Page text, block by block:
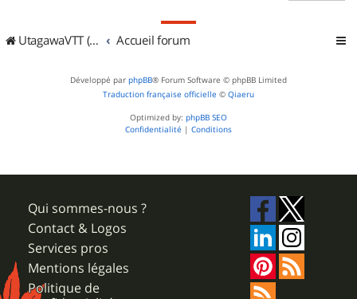
UtagawaVTT (Randos VTT et VTTAE avec traces GPS) Accueil forum
Développé par phpBB® Forum Software © phpBB Limited
Traduction française officielle © Qiaeru
Optimized by: phpBB SEO
Confidentialité | Conditions
Qui sommes-nous ?
Contact & Logos
Services pros
Mentions légales
Politique de